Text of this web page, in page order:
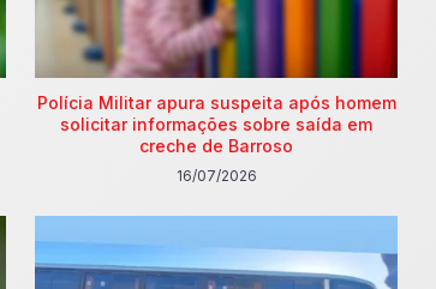
Polícia Militar apura suspeita após homem
solicitar informações sobre saída em
creche de Barroso
16/07/2026